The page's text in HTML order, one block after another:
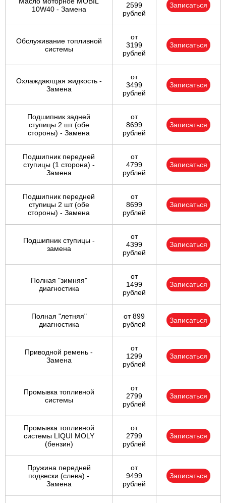
10W40 - Замена
2599
рублей
Записаться
Обслуживание топливной
системы
от
3199
рублей
Записаться
Охлаждающая жидкость -
Замена
от
3499
рублей
Записаться
Подшипник задней
ступицы 2 шт (обе
стороны) - Замена
от
8699
рублей
Записаться
Подшипник передней
ступицы (1 сторона) -
Замена
от
4799
рублей
Записаться
Подшипник передней
ступицы 2 шт (обе
стороны) - Замена
от
8699
рублей
Записаться
Подшипник ступицы -
замена
от
4399
рублей
Записаться
Полная "зимняя"
диагностика
от
1499
рублей
Записаться
Полная "летняя"
диагностика
от 899
рублей
Записаться
Приводной ремень -
Замена
от
1299
рублей
Записаться
Промывка топливной
системы
от
2799
рублей
Записаться
Промывка топливной
системы LIQUI MOLY
(бензин)
от
2799
рублей
Записаться
Пружина передней
подвески (слева) -
Замена
от
9499
рублей
Записаться